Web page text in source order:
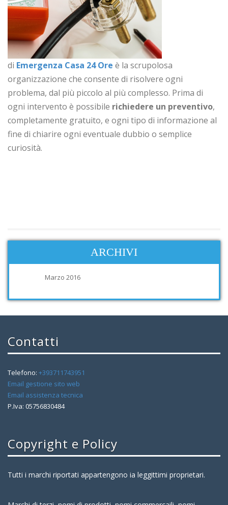
di Emergenza Casa 24 Ore è la scrupolosa
organizzazione che consente di risolvere ogni
problema, dal più piccolo al più complesso. Prima di
ogni intervento è possibile richiedere un preventivo,
completamente gratuito, e ogni tipo di informazione al
fine di chiarire ogni eventuale dubbio o semplice
curiosità.
ARCHIVI
Marzo 2016
Contatti
Telefono: +393711743951
Email gestione sito web
Email assistenza tecnica
P.Iva: 05756830484
Copyright e Policy
Tutti i marchi riportati appartengono ia leggittimi proprietari.